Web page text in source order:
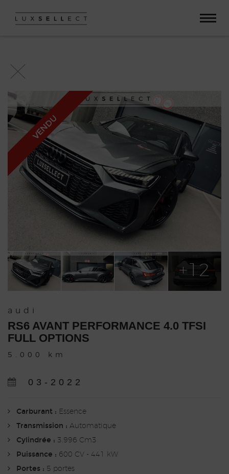
VENDU
+12
audi
RS6 AVANT PERFORMANCE 4.0 TFSI
FULL OPTIONS
5.000 km
03-2022
Carburant : Essence
Transmission : Automatique
Cylindrée : 3.996 Cm3
Puissance : 600 CV - 441 kW
Portes : 5 portes